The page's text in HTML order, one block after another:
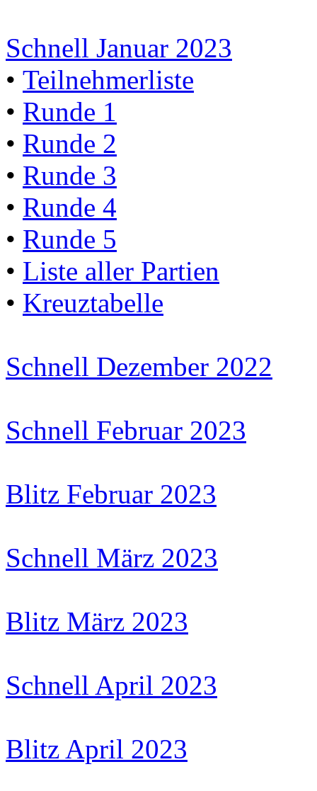
Schnell Januar 2023
• Teilnehmerliste
• Runde 1
• Runde 2
• Runde 3
• Runde 4
• Runde 5
• Liste aller Partien
• Kreuztabelle
Schnell Dezember 2022
Schnell Februar 2023
Blitz Februar 2023
Schnell März 2023
Blitz März 2023
Schnell April 2023
Blitz April 2023